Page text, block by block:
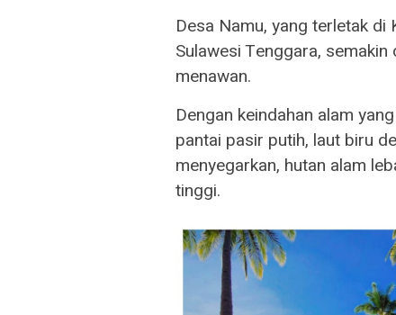
Desa Namu, yang terletak di
Sulawesi Tenggara,
menawan.
Dengan keindahan alam
pantai pasir putih, laut biru
menyegarkan, hutan alam
tinggi.